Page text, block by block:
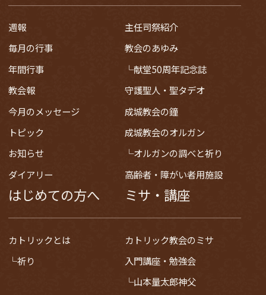
週報
毎月の行事
年間行事
教会報
今月のメッセージ
トピック
お知らせ
ダイアリー
主任司祭紹介
教会のあゆみ
献堂50周年記念誌
守護聖人・聖タデオ
成城教会の鐘
成城教会のオルガン
オルガンの調べと祈り
高齢者・障がい者用施設
はじめての方へ
カトリックとは
祈り
ミサ・講座
カトリック教会のミサ
入門講座・勉強会
山本量太郎神父